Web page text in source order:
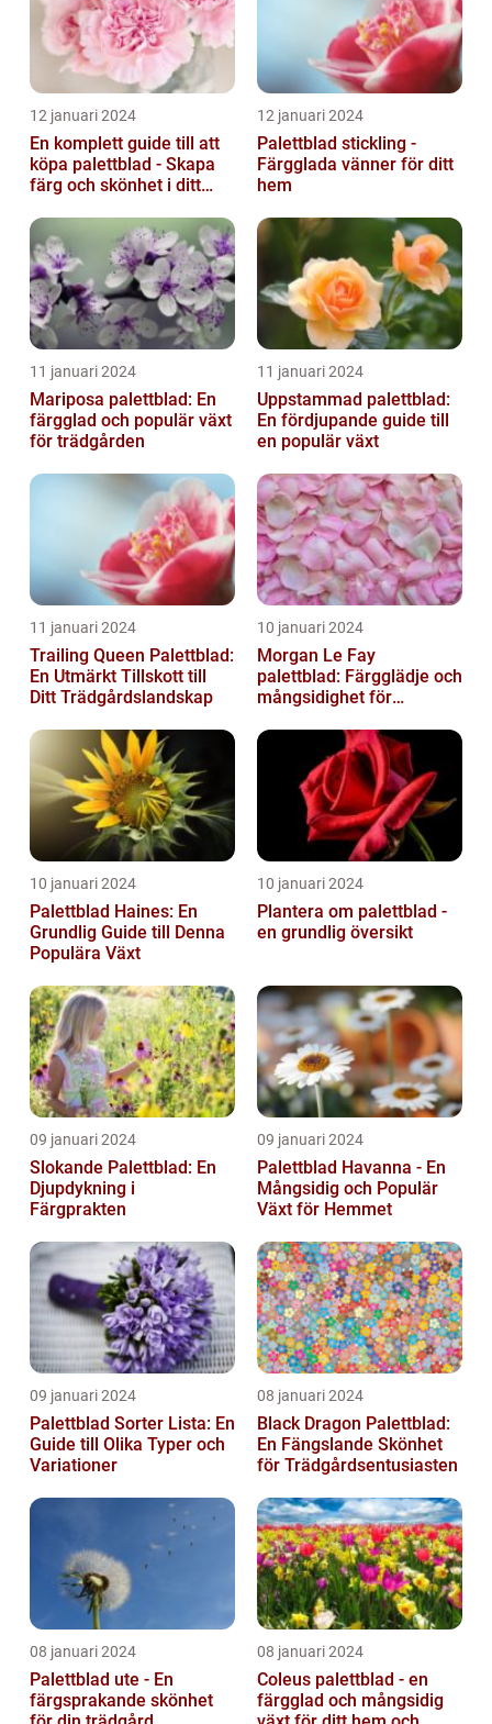
12 januari 2024
En komplett guide till att
köpa palettblad - Skapa
färg och skönhet i ditt
12 januari 2024
Palettblad stickling -
Färgglada vänner för ditt
hem
11 januari 2024
Mariposa palettblad: En
färgglad och populär växt
för trädgården
11 januari 2024
Uppstammad palettblad:
En fördjupande guide till
en populär växt
11 januari 2024
Trailing Queen Palettblad:
En Utmärkt Tillskott till
Ditt Trädgårdslandskap
10 januari 2024
Morgan Le Fay
palettblad: Färgglädje och
mångsidighet för
10 januari 2024
Palettblad Haines: En
Grundlig Guide till Denna
Populära Växt
10 januari 2024
Plantera om palettblad -
en grundlig översikt
09 januari 2024
Slokande Palettblad: En
Djupdykning i
Färgprakten
09 januari 2024
Palettblad Havanna - En
Mångsidig och Populär
Växt för Hemmet
09 januari 2024
Palettblad Sorter Lista: En
Guide till Olika Typer och
Variationer
08 januari 2024
Black Dragon Palettblad:
En Fängslande Skönhet
för Trädgårdsentusiasten
08 januari 2024
Palettblad ute - En
färgsprakande skönhet
08 januari 2024
Coleus palettblad - en
färgglad och mångsidig